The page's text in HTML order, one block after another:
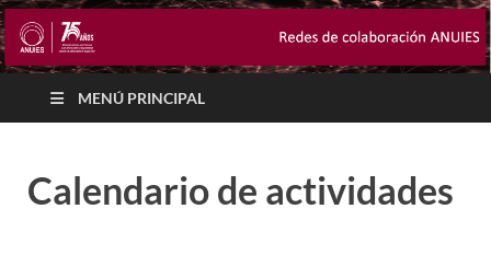
MENÚ PRINCIPAL
Calendario de actividades